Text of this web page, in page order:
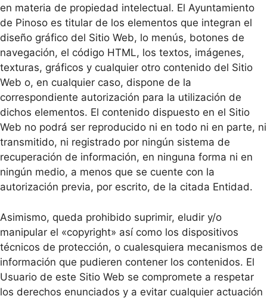
en materia de propiedad intelectual. El Ayuntamiento
de Pinoso es titular de los elementos que integran el
diseño gráfico del Sitio Web, lo menús, botones de
navegación, el código HTML, los textos, imágenes,
texturas, gráficos y cualquier otro contenido del Sitio
Web o, en cualquier caso, dispone de la
correspondiente autorización para la utilización de
dichos elementos. El contenido dispuesto en el Sitio
Web no podrá ser reproducido ni en todo ni en parte, ni
transmitido, ni registrado por ningún sistema de
recuperación de información, en ninguna forma ni en
ningún medio, a menos que se cuente con la
autorización previa, por escrito, de la citada Entidad.
Asimismo, queda prohibido suprimir, eludir y/o
manipular el «copyright» así como los dispositivos
técnicos de protección, o cualesquiera mecanismos de
información que pudieren contener los contenidos. El
Usuario de este Sitio Web se compromete a respetar
los derechos enunciados y a evitar cualquier actuación